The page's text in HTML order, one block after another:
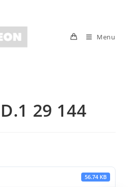
Menu
29 144
56.74 KB